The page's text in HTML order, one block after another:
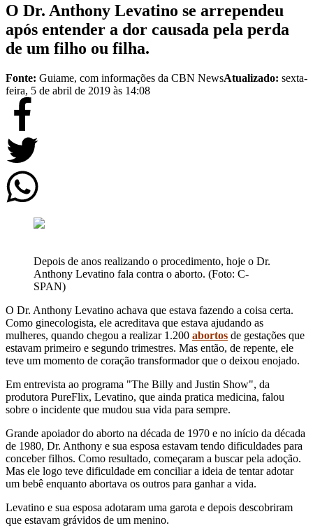
O Dr. Anthony Levatino se arrependeu
após entender a dor causada pela perda
de um filho ou filha.
Fonte: Guiame, com informações da CBN NewsAtualizado: sexta-
feira, 5 de abril de 2019 às 14:08
Depois de anos realizando o procedimento, hoje o Dr.
Anthony Levatino fala contra o aborto. (Foto: C-
SPAN)
O Dr. Anthony Levatino achava que estava fazendo a coisa certa.
Como ginecologista, ele acreditava que estava ajudando as
mulheres, quando chegou a realizar 1.200 abortos de gestações que
estavam primeiro e segundo trimestres. Mas então, de repente, ele
teve um momento de coração transformador que o deixou enojado.
Em entrevista ao programa "The Billy and Justin Show", da
produtora PureFlix, Levatino, que ainda pratica medicina, falou
sobre o incidente que mudou sua vida para sempre.
Grande apoiador do aborto na década de 1970 e no início da década
de 1980, Dr. Anthony e sua esposa estavam tendo dificuldades para
conceber filhos. Como resultado, começaram a buscar pela adoção.
Mas ele logo teve dificuldade em conciliar a ideia de tentar adotar
um bebê enquanto abortava os outros para ganhar a vida.
Levatino e sua esposa adotaram uma garota e depois descobriram
que estavam grávidos de um menino.